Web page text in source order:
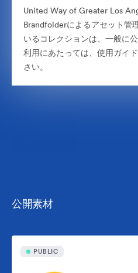
United Way of Greater Los
Brandfolderによるアセット管
いるコレクションは、一般に
利用にあたっては、使用ガイ
さい。
公開素材
PUBLIC